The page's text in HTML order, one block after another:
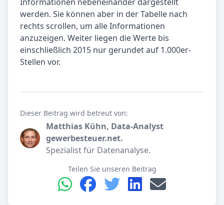
werden. Sie können aber in der Tabelle nach
rechts scrollen, um alle Informationen
anzuzeigen. Weiter liegen die Werte bis
einschließlich 2015 nur gerundet auf 1.000er-
Stellen vor.
Dieser Beitrag wird betreut von:
Matthias Kühn, Data-Analyst
gewerbesteuer.net.
Spezialist für Datenanalyse.
Teilen Sie unseren Beitrag